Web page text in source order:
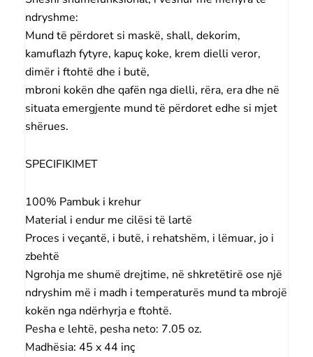
ndryshme:
Mund të përdoret si maskë, shall, dekorim,
kamuflazh fytyre, kapuç koke, krem ​​dielli veror,
dimër i ftohtë dhe i butë,
mbroni kokën dhe qafën nga dielli, rëra, era dhe në
situata emergjente mund të përdoret edhe si mjet
shërues.
SPECIFIKIMET
100% Pambuk i krehur
Material i endur me cilësi të lartë
Proces i veçantë, i butë, i rehatshëm, i lëmuar, jo i
zbehtë
Ngrohja me shumë drejtime, në shkretëtirë ose një
ndryshim më i madh i temperaturës mund ta mbrojë
kokën nga ndërhyrja e ftohtë.
Pesha e lehtë, pesha neto: 7.05 oz.
Madhësia: 45 x 44 inç